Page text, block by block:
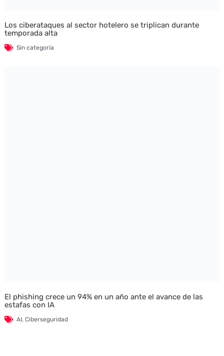
Los ciberataques al sector hotelero se triplican durante
temporada alta
Sin categoría
El phishing crece un 94% en un año ante el avance de las
estafas con IA
AI, Ciberseguridad